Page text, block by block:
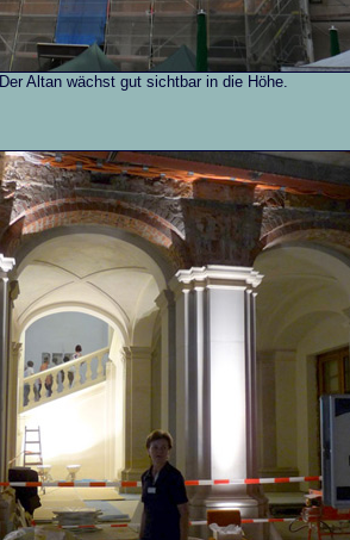
Der Altan wächst gut sichtbar in die Höhe.